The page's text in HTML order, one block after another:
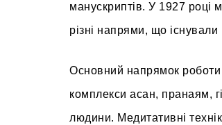
манускриптів. У 1927 році
різні напрями, що існували
Основний напрямок роботи
комплекси асан, пранаям,
людини. Медитативні